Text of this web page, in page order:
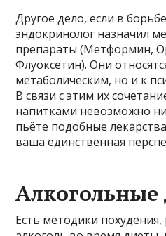
Другое дело, если в
эндокринолог назначил
препараты (Метформин,
Флуоксетин). Они
метаболическим, но и к
В связи с этим их
напитками невозможно
пьёте подобные
ваша единственная
Есть методики